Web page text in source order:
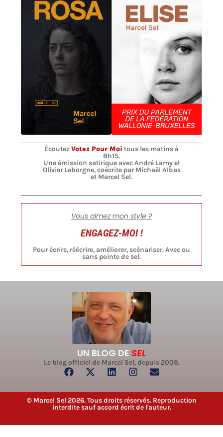
Écoutez Votez Pour Moi tous les matins à
8h15.
Une émission satirique avec André Lamy et
Olivier Leborgne, coécrite par Michaël Albas
et Marcel Sel.
Vous aimez mon style ?
ENGAGEZ-MOI !
Pour écrire, réécrire, améliorer, scénariser. Avec ou
sans pointe de sel.
UN BLOG DE SEL
Le blog officiel de Marcel Sel, depuis 2009.
© Marcel Sel 2026. Tous droits réservés. Reproduction
interdite sauf accord écrit de l'auteur.